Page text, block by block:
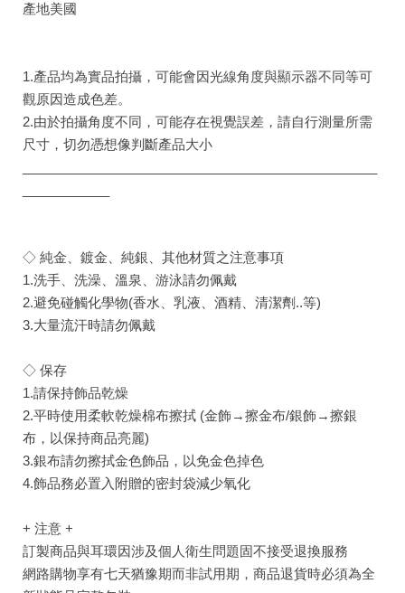
產地美國
1.產品均為實品拍攝，可能會因光線角度與顯示器不同等可
觀原因造成色差。
2.由於拍攝角度不同，可能存在視覺誤差，請自行測量所需
尺寸，切勿憑想像判斷產品大小
◇ 純金、鍍金、純銀、其他材質之注意事項
1.洗手、洗澡、溫泉、游泳請勿佩戴
2.避免碰觸化學物(香水、乳液、酒精、清潔劑..等)
3.大量流汗時請勿佩戴
◇ 保存
1.請保持飾品乾燥
2.平時使用柔軟乾燥棉布擦拭 (金飾→擦金布/銀飾→擦銀
布，以保持商品亮麗)
3.銀布請勿擦拭金色飾品，以免金色掉色
4.飾品務必置入附贈的密封袋減少氧化
+ 注意 +
訂製商品與耳環因涉及個人衛生問題固不接受退換服務
網路購物享有七天猶豫期而非試用期，商品退貨時必須為全